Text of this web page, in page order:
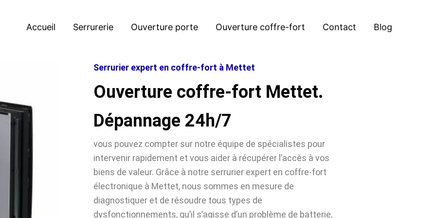
Accueil Serrurerie Ouverture porte Ouverture coffre-fort Contact Blog
Serrurier expert en coffre-fort à Mettet
Ouverture coffre-fort Mettet.
Dépannage 24h/7
vous pouvez compter sur notre équipe de spécialistes pour
intervenir rapidement et vous aider à récupérer l’accès à vos
biens de valeur. Grâce à notre serrurier expert en coffre-fort
électronique à Mettet, nous sommes en mesure de
diagnostiquer et de résoudre tous types de
dysfonctionnements, qu’il s’agisse d’un problème de batterie,